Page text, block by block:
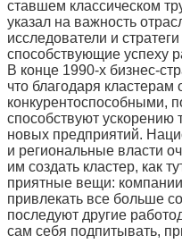
ставшем классическом
указал на важность
исследователи и
способствующие успеху
В конце 1990-х бизнес-
что благодаря кластерам
конкурентоспособными,
способствуют
новых предприятий.
и региональные власти
им создать кластер, как
приятные вещи: компании
привлекать все больше
последуют другие
сам себя подпитывать,